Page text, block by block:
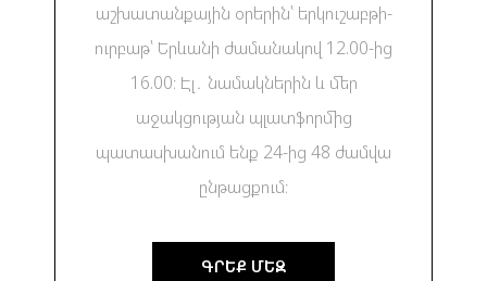
աշխատանքային օրերին՝ երկուշաբթի-
ուրբաթ՝ Երևանի ժամանակով 12.00-ից
16.00։ Էլ․ նամակներին և մեր
աջակցության պլատֆորմից
պատասխանում ենք 24-ից 48 ժամվա
ընթացքում։
ԳՐԵՔ ՄԵԶ